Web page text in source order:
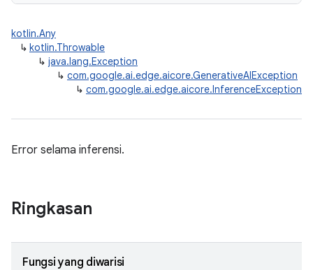
kotlin.Any
↳ kotlin.Throwable
↳ java.lang.Exception
↳ com.google.ai.edge.aicore.GenerativeAIException
↳ com.google.ai.edge.aicore.InferenceException
Error selama inferensi.
Ringkasan
Fungsi yang diwarisi